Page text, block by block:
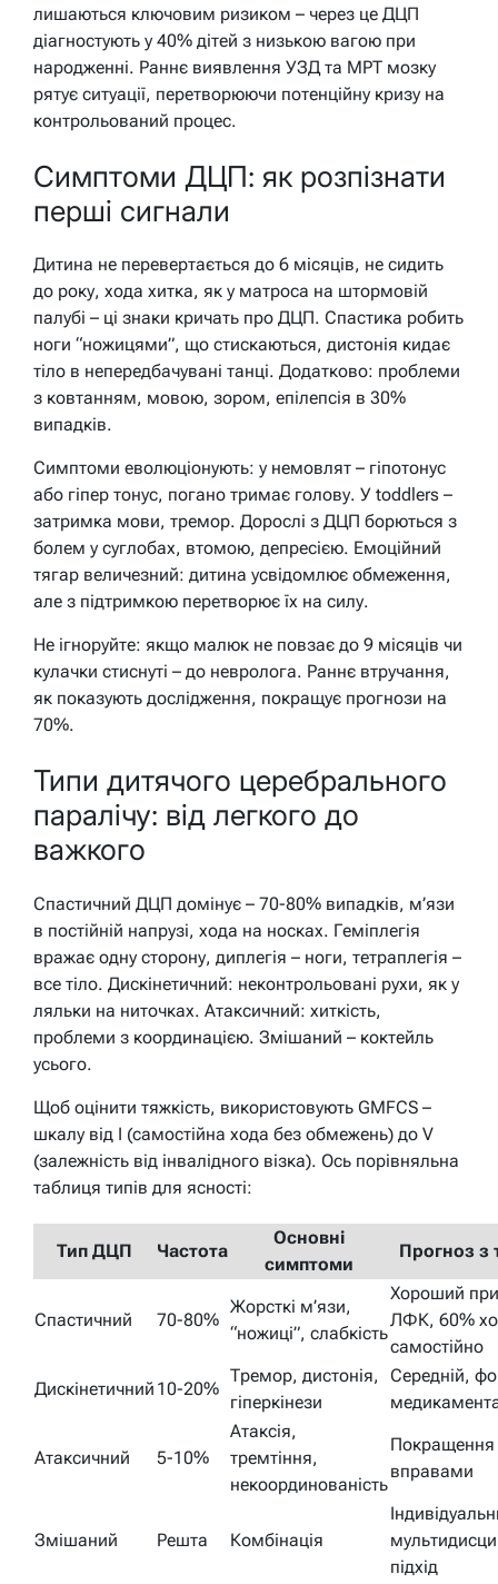
лишаються ключовим ризиком – через це ДЦП
діагностують у 40% дітей з низькою вагою при
народженні. Раннє виявлення УЗД та МРТ мозку
рятує ситуації, перетворюючи потенційну кризу на
контрольований процес.
Симптоми ДЦП: як розпізнати
перші сигнали
Дитина не перевертається до 6 місяців, не сидить
до року, хода хитка, як у матроса на штормовій
палубі – ці знаки кричать про ДЦП. Спастика робить
ноги “ножицями”, що стискаються, дистонія кидає
тіло в непередбачувані танці. Додатково: проблеми
з ковтанням, мовою, зором, епілепсія в 30%
випадків.
Симптоми еволюціонують: у немовлят – гіпотонус
або гіпер тонус, погано тримає голову. У toddlers –
затримка мови, тремор. Дорослі з ДЦП борються з
болем у суглобах, втомою, депресією. Емоційний
тягар величезний: дитина усвідомлює обмеження,
але з підтримкою перетворює їх на силу.
Не ігноруйте: якщо малюк не повзає до 9 місяців чи
кулачки стиснуті – до невролога. Раннє втручання,
як показують дослідження, покращує прогнози на
70%.
Типи дитячого церебрального
паралічу: від легкого до
важкого
Спастичний ДЦП домінує – 70-80% випадків, м’язи
в постійній напрузі, хода на носках. Геміплегія
вражає одну сторону, диплегія – ноги, тетраплегія –
все тіло. Дискінетичний: неконтрольовані рухи, як у
ляльки на ниточках. Атаксичний: хиткість,
проблеми з координацією. Змішаний – коктейль
усього.
Щоб оцінити тяжкість, використовують GMFCS –
шкалу від I (самостійна хода без обмежень) до V
(залежність від інвалідного візка). Ось порівняльна
таблиця типів для ясності:
Тип ДЦП Частота
Основні
симптоми
Прогноз з
Спастичний 70-80%
Жорсткі м’язи,
“ножиці”, слабкість
Хороший
ЛФК, 60%
самостійно
Дискінетичний 10-20%
Тремор, дистонія,
гіперкінези
Середній,
Атаксичний 5-10%
Атаксія,
тремтіння,
некоординованість
Покращення
вправами
Змішаний Решта Комбінація
підхід